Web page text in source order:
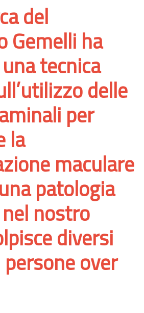
del
Gemelli ha
tecnica
delle
per
la
maculare
patologia
nostro
diversi
over